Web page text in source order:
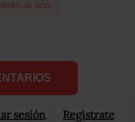
JALISCO
sesión Registrate